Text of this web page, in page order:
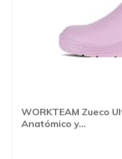
WORKTEAM Zueco
Anatómico y...